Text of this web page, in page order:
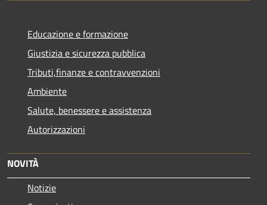
Educazione e formazione
Giustizia e sicurezza pubblica
Tributi,finanze e contravvenzioni
Ambiente
Salute, benessere e assistenza
Autorizzazioni
NOVITÀ
Notizie